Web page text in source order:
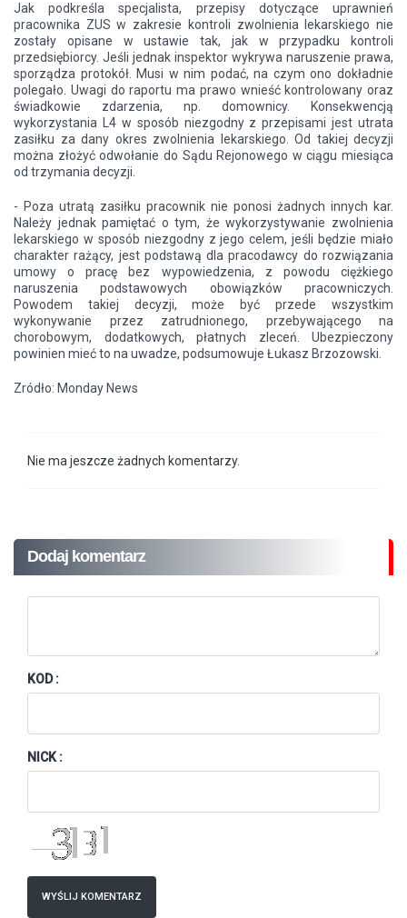
Jak podkreśla specjalista, przepisy dotyczące uprawnień
pracownika ZUS w zakresie kontroli zwolnienia lekarskiego nie
zostały opisane w ustawie tak, jak w przypadku kontroli
przedsiębiorcy. Jeśli jednak inspektor wykrywa naruszenie prawa,
sporządza protokół. Musi w nim podać, na czym ono dokładnie
polegało. Uwagi do raportu ma prawo wnieść kontrolowany oraz
świadkowie zdarzenia, np. domownicy. Konsekwencją
wykorzystania L4 w sposób niezgodny z przepisami jest utrata
zasiłku za dany okres zwolnienia lekarskiego. Od takiej decyzji
można złożyć odwołanie do Sądu Rejonowego w ciągu miesiąca
od trzymania decyzji.
- Poza utratą zasiłku pracownik nie ponosi żadnych innych kar.
Należy jednak pamiętać o tym, że wykorzystywanie zwolnienia
lekarskiego w sposób niezgodny z jego celem, jeśli będzie miało
charakter rażący, jest podstawą dla pracodawcy do rozwiązania
umowy o pracę bez wypowiedzenia, z powodu ciężkiego
naruszenia podstawowych obowiązków pracowniczych.
Powodem takiej decyzji, może być przede wszystkim
wykonywanie przez zatrudnionego, przebywającego na
chorobowym, dodatkowych, płatnych zleceń. Ubezpieczony
powinien mieć to na uwadze, podsumowuje Łukasz Brzozowski.
Zródło: Monday News
Nie ma jeszcze żadnych komentarzy.
Dodaj komentarz
KOD :
NICK :
WYŚLIJ KOMENTARZ